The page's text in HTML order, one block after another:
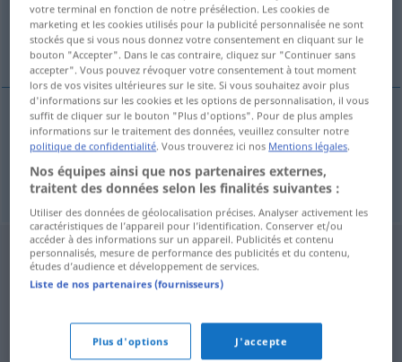
(Pour plus d'informations, cliquez sur/touchez la traduction)
Schnäpschen, Schlückchen
Schlückchenn(Alkohol) chupito
Schnäpschenn chupito de aguardiente
votre terminal en fonction de notre présélection. Les cookies de
marketing et les cookies utilisés pour la publicité personnalisée ne sont
stockés que si vous nous donnez votre consentement en cliquant sur le
bouton "Accepter". Dans le cas contraire, cliquez sur "Continuer sans
accepter". Vous pouvez révoquer votre consentement à tout moment
lors de vos visites ultérieures sur le site. Si vous souhaitez avoir plus
d'informations sur les cookies et les options de personnalisation, il vous
suffit de cliquer sur le bouton "Plus d'options". Pour de plus amples
informations sur le traitement des données, veuillez consulter notre
politique de confidentialité. Vous trouverez ici nos Mentions légales.
Nos équipes ainsi que nos partenaires externes,
traitent des données selon les finalités suivantes :
Utiliser des données de géolocalisation précises. Analyser activement les
caractéristiques de l’appareil pour l’identification. Conserver et/ou
accéder à des informations sur un appareil. Publicités et contenu
personnalisés, mesure de performance des publicités et du contenu,
études d’audience et développement de services.
Liste de nos partenaires (fournisseurs)
Plus d'options J'accepte